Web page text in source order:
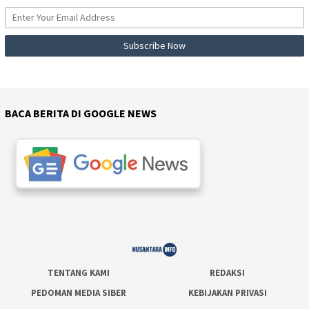
BACA BERITA DI GOOGLE NEWS
TENTANG KAMI
REDAKSI
PEDOMAN MEDIA SIBER
KEBIJAKAN PRIVASI